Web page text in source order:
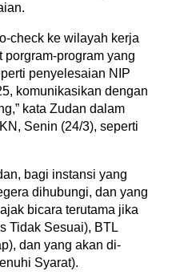
check ke wilayah kerja
porgram-program yang
penyelesaian NIP
komunikasikan dengan
kata Zudan dalam
Senin (24/3), seperti
bagi instansi yang
dihubungi, dan yang
bicara terutama jika
Tidak Sesuai), BTL
dan yang akan di-
Syarat).